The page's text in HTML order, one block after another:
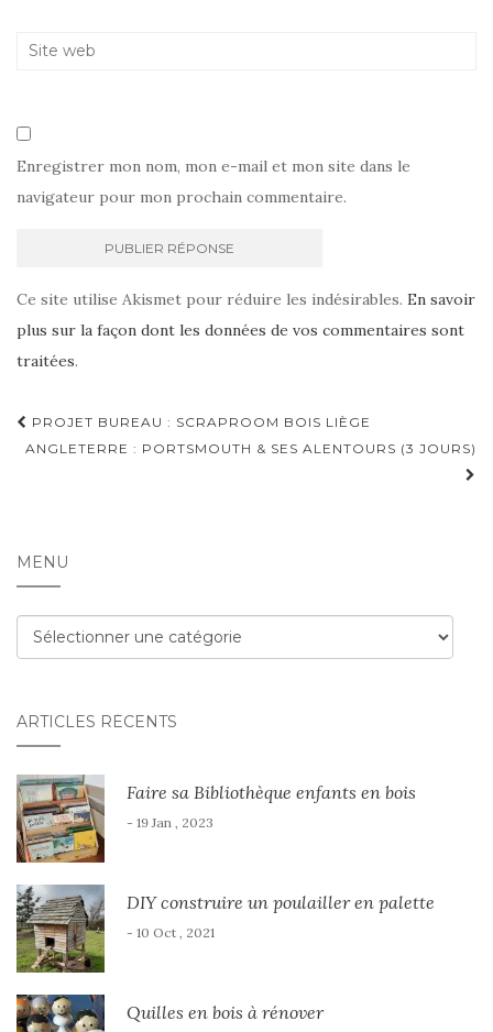
Enregistrer mon nom, mon e-mail et mon site dans le
navigateur pour mon prochain commentaire.
Ce site utilise Akismet pour réduire les indésirables. En savoir
plus sur la façon dont les données de vos commentaires sont
traitées.
Navigation
d'article
PROJET BUREAU : SCRAPROOM BOIS LIÈGE
ANGLETERRE : PORTSMOUTH & SES ALENTOURS (3 JOURS)
MENU
Menu
ARTICLES RÉCENTS
Faire sa Bibliothèque enfants en bois
- 19 Jan , 2023
DIY construire un poulailler en palette
- 10 Oct , 2021
Quilles en bois à rénover